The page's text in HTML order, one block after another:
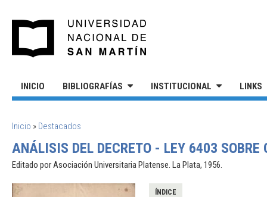
INICIO BIBLIOGRAFÍAS INSTITUCIONAL LINKS
SE ENCUENTRA USTED AQUÍ
Inicio » Destacados
ANÁLISIS DEL DECRETO - LEY 6403
Editado por Asociación Universitaria Platense. La Plata, 1956.
ÍNDICE